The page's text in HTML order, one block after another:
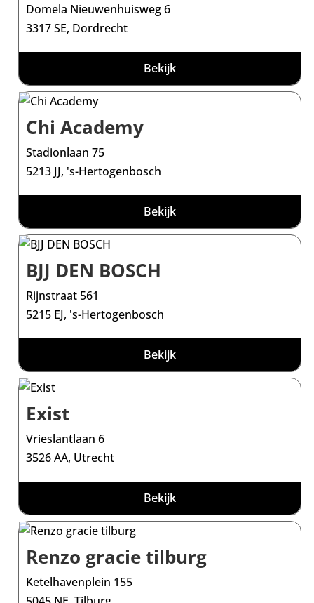
Domela Nieuwenhuisweg 6
3317 SE, Dordrecht
Bekijk
Chi Academy
Stadionlaan 75
5213 JJ, 's-Hertogenbosch
Bekijk
BJJ DEN BOSCH
Rijnstraat 561
5215 EJ, 's-Hertogenbosch
Bekijk
Exist
Vrieslantlaan 6
3526 AA, Utrecht
Bekijk
Renzo gracie tilburg
Ketelhavenplein 155